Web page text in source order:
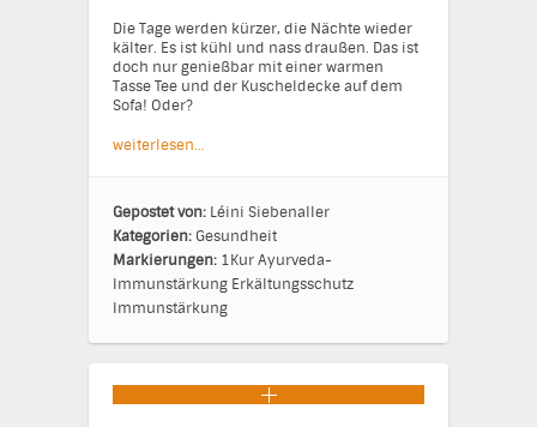
Die Tage werden kürzer, die Nächte wieder
kälter. Es ist kühl und nass draußen. Das ist
doch nur genießbar mit einer warmen
Tasse Tee und der Kuscheldecke auf dem
Sofa! Oder?
weiterlesen…
Gepostet von: Léini Siebenaller
Kategorien: Gesundheit
Markierungen: 1KurAyurveda-
Immunstärkung Erkältungsschutz
Immunstärkung